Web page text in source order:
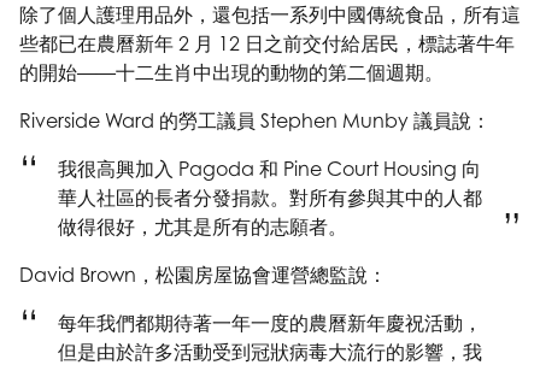
除了個人護理用品外，還包括一系列中國傳統食品，所有這
些都已在農曆新年 2 月 12 日之前交付給居民，標誌著牛年
的開始——十二生肖中出現的動物的第二個週期。
Riverside Ward 的勞工議員 Stephen Munby 議員說：
我很高興加入 Pagoda 和 Pine Court Housing 向
華人社區的長者分發捐款。對所有參與其中的人都
做得很好，尤其是所有的志願者。
David Brown，松園房屋協會運營總監說：
每年我們都期待著一年一度的農曆新年慶祝活動，
但是由於許多活動受到冠狀病毒大流行的影響，我